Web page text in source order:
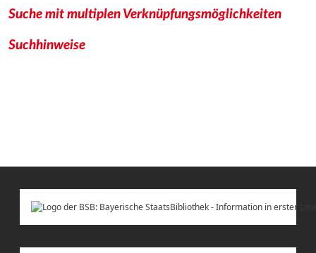
Suche mit multiplen Verknüpfungsmöglichkeiten
Suchhinweise